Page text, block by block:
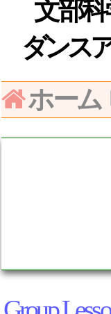
文部科
ダンス
ホーム